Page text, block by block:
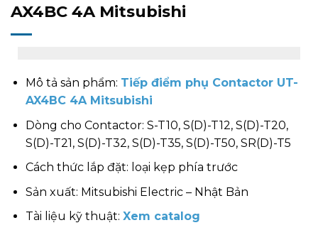
AX4BC 4A Mitsubishi
Mô tả sản phẩm: Tiếp điểm phụ Contactor UT-
AX4BC 4A Mitsubishi
Dòng cho Contactor: S-T10, S(D)-T12, S(D)-T20,
S(D)-T21, S(D)-T32, S(D)-T35, S(D)-T50, SR(D)-T5
Cách thức lắp đặt: loại kẹp phía trước
Sản xuất: Mitsubishi Electric – Nhật Bản
Tài liệu kỹ thuật: Xem catalog